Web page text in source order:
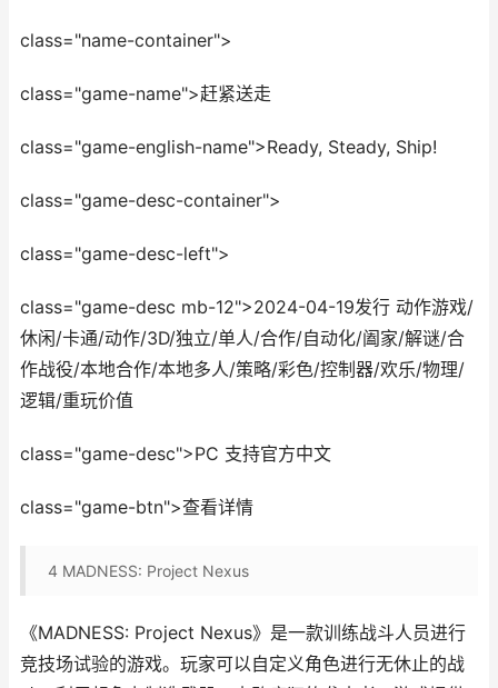
class="name-container">
class="game-name">赶紧送走
class="game-english-name">Ready, Steady, Ship!
class="game-desc-container">
class="game-desc-left">
class="game-desc mb-12">2024-04-19发行 动作游戏/
休闲/卡通/动作/3D/独立/单人/合作/自动化/阖家/解谜/合
作战役/本地合作/本地多人/策略/彩色/控制器/欢乐/物理/
逻辑/重玩价值
class="game-desc">PC 支持官方中文
class="game-btn">查看详情
4 MADNESS: Project Nexus
《MADNESS: Project Nexus》是一款训练战斗人员进行
竞技场试验的游戏。玩家可以自定义角色进行无休止的战